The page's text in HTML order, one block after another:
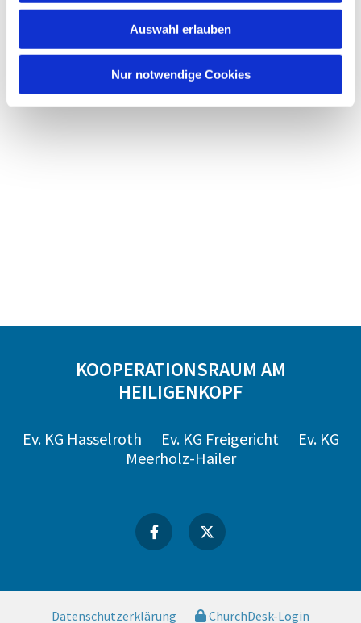
Auswahl erlauben
Nur notwendige Cookies
KOOPERATIONSRAUM AM
HEILIGENKOPF
Ev. KG Hasselroth Ev. KG Freigericht
Ev. KG
Meerholz-Hailer
Datenschutzerklärung ChurchDesk-Login